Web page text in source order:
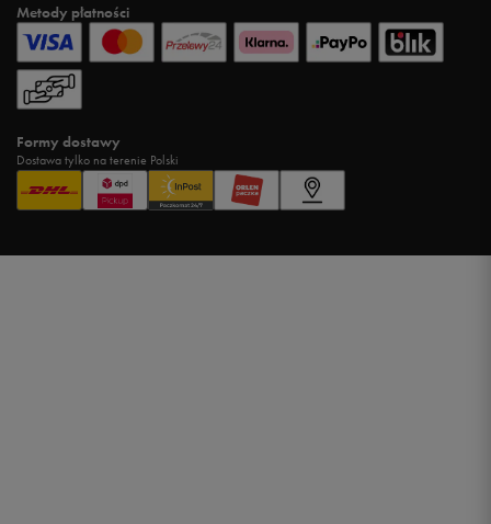
Metody płatności
Formy dostawy
Dostawa tylko na terenie Polski